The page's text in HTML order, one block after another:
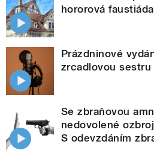
hororová
Prázdninové
zrcadlovou
Se zbraňovou
nedovolené
S odevzdáním